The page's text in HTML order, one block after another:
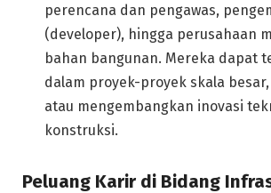
perencana dan pengawas,
(developer), hingga perusahaan
bahan bangunan. Mereka dapat
dalam proyek-proyek skala
atau mengembangkan inovasi
konstruksi.
Peluang Karir di Bidang